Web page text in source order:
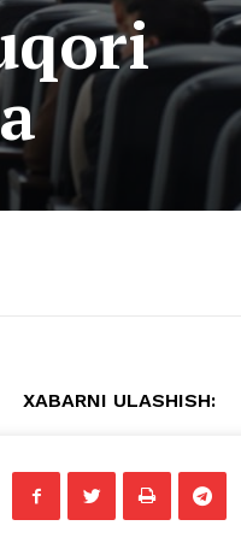
XABARNI ULASHISH: